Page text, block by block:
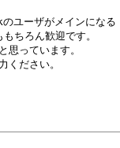
ユーザがメインになる
ちろん歓迎です。
思っています。
ください。